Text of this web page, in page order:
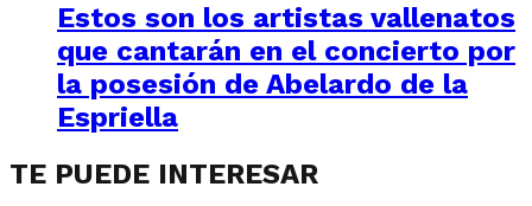
Estos son los artistas vallenatos
que cantarán en el concierto por
la posesión de Abelardo de la
Espriella
TE PUEDE INTERESAR